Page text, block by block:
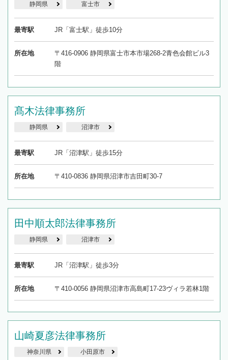
静岡県 富士市
最寄駅 JR「富士駅」徒歩10分
所在地
〒416-0906 静岡県富士市本市場268-2青色会館ビル3
階
髙木法律事務所
静岡県 沼津市
最寄駅 JR「沼津駅」徒歩15分
所在地 〒410-0836 静岡県沼津市吉田町30-7
田中順太郎法律事務所
静岡県 沼津市
最寄駅 JR「沼津駅」徒歩3分
所在地 〒410-0056 静岡県沼津市高島町17-23ヴィラ若林1階
山崎夏彦法律事務所
神奈川県 小田原市